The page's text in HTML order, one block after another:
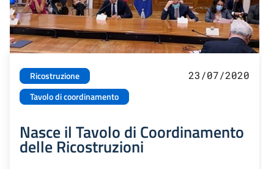
Ricostruzione
Tavolo di coordinamento
23/07/2020
Nasce il Tavolo di Coordinamento
delle Ricostruzioni